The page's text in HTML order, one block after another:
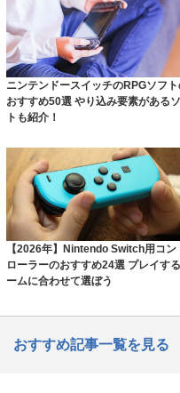
ニンテンドースイッチのRPGソフト
おすすめ50選 やり込み要素がある
トも紹介！
【2026年】Nintendo Switch用コン
ローラーのおすすめ24選 プレイす
ームに合わせて選ぼう
おすすめ記事一覧を見る